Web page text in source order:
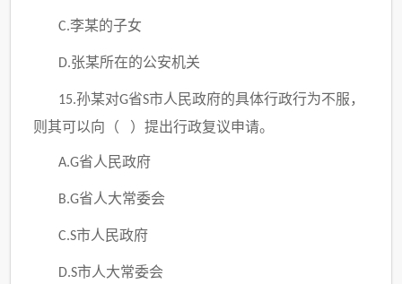
C.李某的子女
D.张某所在的公安机关
15.孙某对G省S市人民政府的具体行政行为不服，
则其可以向（ ）提出行政复议申请。
A.G省人民政府
B.G省人大常委会
C.S市人民政府
D.S市人大常委会